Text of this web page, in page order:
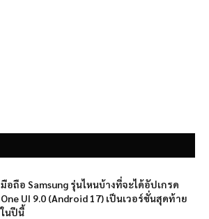
มือถือ Samsung รุ่นไหนบ้างที่จะได้อัปเกรด
One UI 9.0 (Android 17) เป็นเวอร์ชั่นสุดท้าย
ในปีนี้